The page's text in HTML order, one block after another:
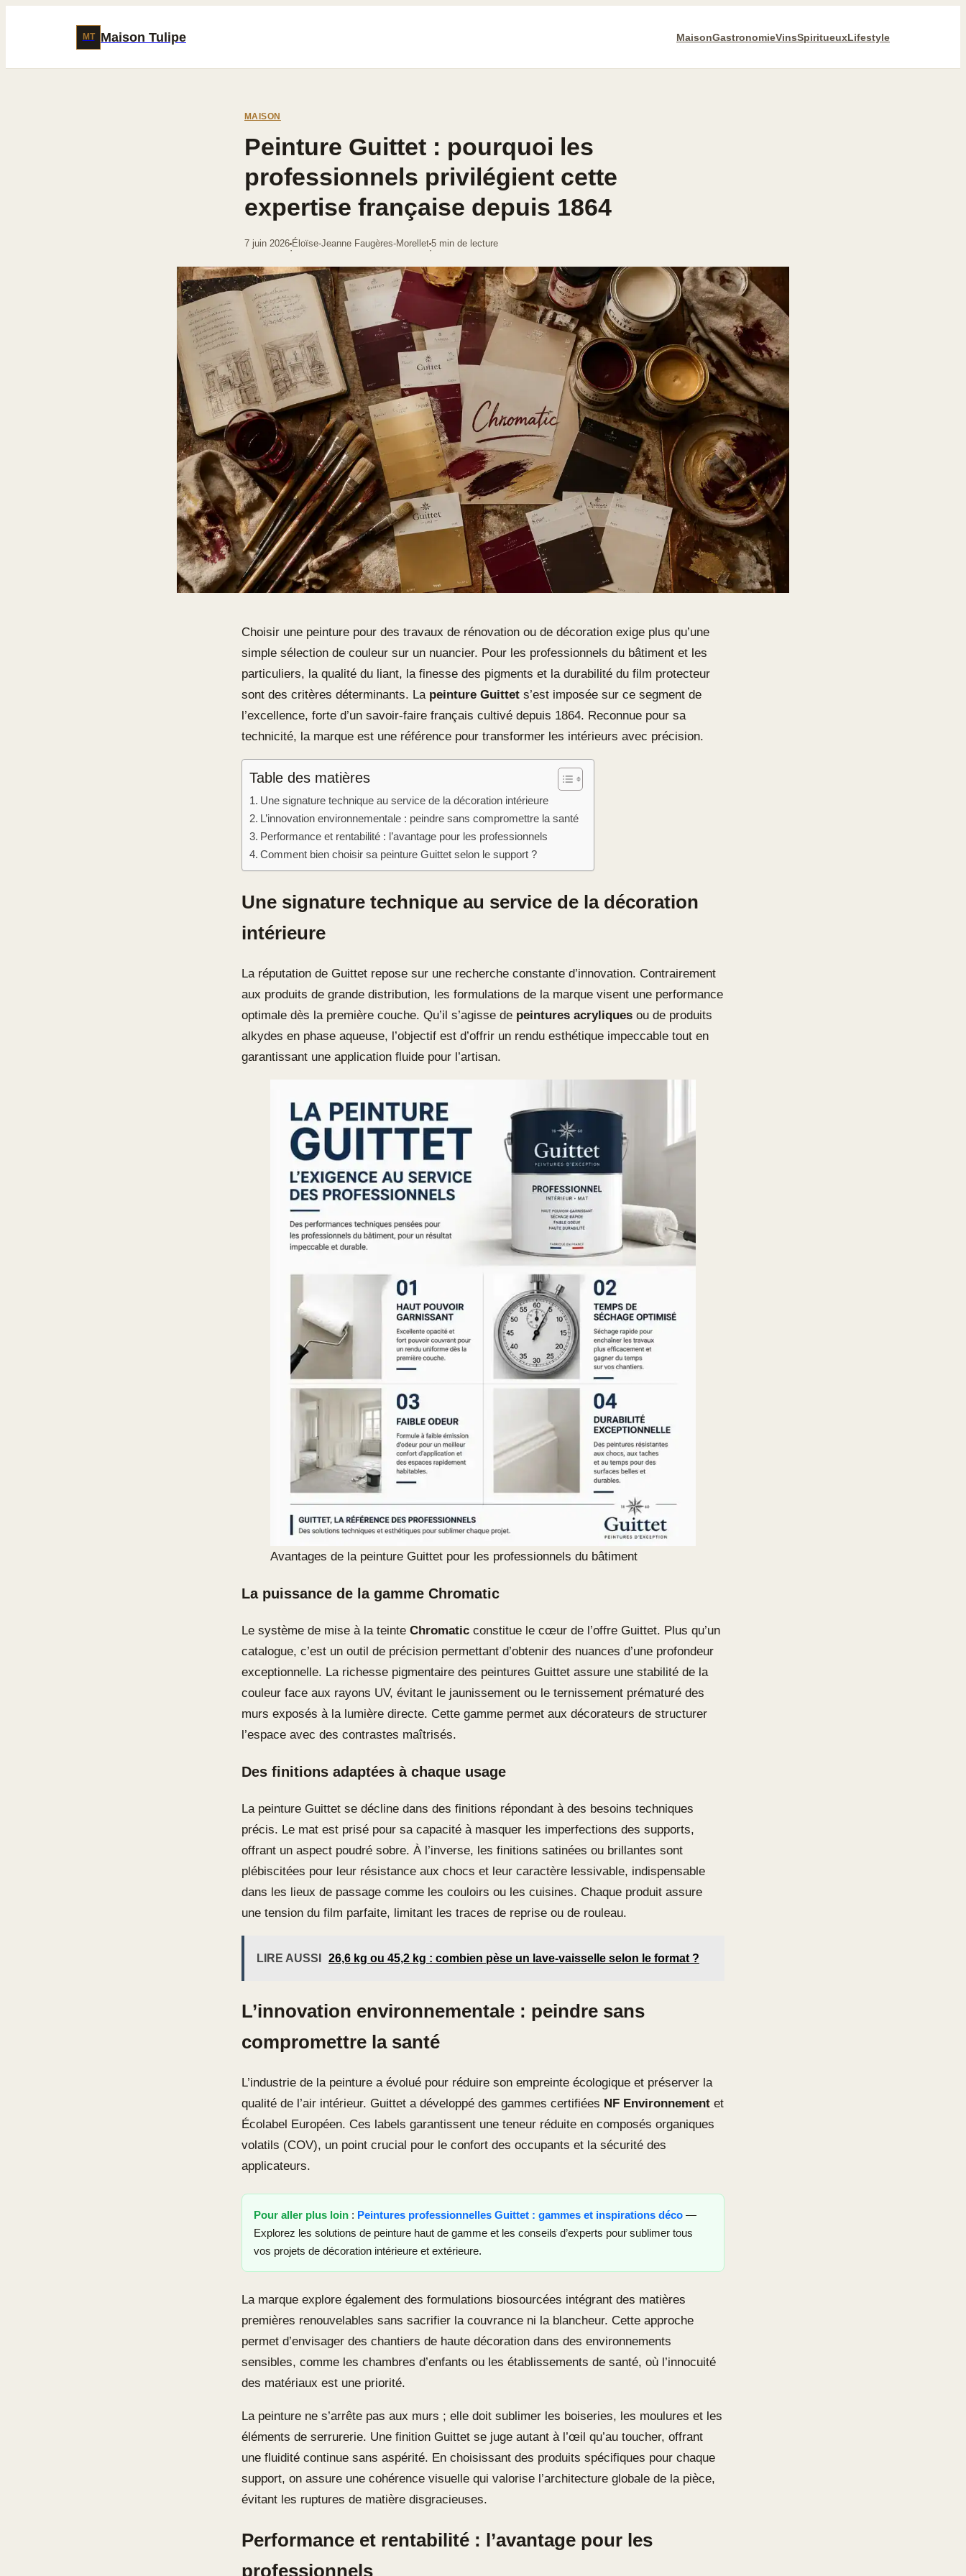
MT Maison Tulipe MaisonGastronomieVinsSpiritueuxLifestyle
MAISON
Peinture Guittet : pourquoi les
professionnels privilégient cette
expertise française depuis 1864
7 juin 2026
·
Éloïse-Jeanne Faugères-Morellet
·
5 min de lecture
Choisir une peinture pour des travaux de rénovation ou de décoration exige plus qu’une
simple sélection de couleur sur un nuancier. Pour les professionnels du bâtiment et les
particuliers, la qualité du liant, la finesse des pigments et la durabilité du film protecteur
sont des critères déterminants. La peinture Guittet s’est imposée sur ce segment de
l’excellence, forte d’un savoir-faire français cultivé depuis 1864. Reconnue pour sa
technicité, la marque est une référence pour transformer les intérieurs avec précision.
Table des matières
Une signature technique au service de la décoration intérieure
L’innovation environnementale : peindre sans compromettre la santé
Performance et rentabilité : l’avantage pour les professionnels
Comment bien choisir sa peinture Guittet selon le support ?
Une signature technique au service de la décoration
intérieure
La réputation de Guittet repose sur une recherche constante d’innovation. Contrairement
aux produits de grande distribution, les formulations de la marque visent une performance
optimale dès la première couche. Qu’il s’agisse de peintures acryliques ou de produits
alkydes en phase aqueuse, l’objectif est d’offrir un rendu esthétique impeccable tout en
garantissant une application fluide pour l’artisan.
Avantages de la peinture Guittet pour les professionnels du bâtiment
La puissance de la gamme Chromatic
Le système de mise à la teinte Chromatic constitue le cœur de l’offre Guittet. Plus qu’un
catalogue, c’est un outil de précision permettant d’obtenir des nuances d’une profondeur
exceptionnelle. La richesse pigmentaire des peintures Guittet assure une stabilité de la
couleur face aux rayons UV, évitant le jaunissement ou le ternissement prématuré des
murs exposés à la lumière directe. Cette gamme permet aux décorateurs de structurer
l’espace avec des contrastes maîtrisés.
Des finitions adaptées à chaque usage
La peinture Guittet se décline dans des finitions répondant à des besoins techniques
précis. Le mat est prisé pour sa capacité à masquer les imperfections des supports,
offrant un aspect poudré sobre. À l’inverse, les finitions satinées ou brillantes sont
plébiscitées pour leur résistance aux chocs et leur caractère lessivable, indispensable
dans les lieux de passage comme les couloirs ou les cuisines. Chaque produit assure
une tension du film parfaite, limitant les traces de reprise ou de rouleau.
LIRE AUSSI 26,6 kg ou 45,2 kg : combien pèse un lave-vaisselle selon le format ?
L’innovation environnementale : peindre sans
compromettre la santé
L’industrie de la peinture a évolué pour réduire son empreinte écologique et préserver la
qualité de l’air intérieur. Guittet a développé des gammes certifiées NF Environnement et
Écolabel Européen. Ces labels garantissent une teneur réduite en composés organiques
volatils (COV), un point crucial pour le confort des occupants et la sécurité des
applicateurs.
Pour aller plus loin : Peintures professionnelles Guittet : gammes et inspirations déco —
Explorez les solutions de peinture haut de gamme et les conseils d’experts pour sublimer tous
vos projets de décoration intérieure et extérieure.
La marque explore également des formulations biosourcées intégrant des matières
premières renouvelables sans sacrifier la couvrance ni la blancheur. Cette approche
permet d’envisager des chantiers de haute décoration dans des environnements
sensibles, comme les chambres d’enfants ou les établissements de santé, où l’innocuité
des matériaux est une priorité.
La peinture ne s’arrête pas aux murs ; elle doit sublimer les boiseries, les moulures et les
éléments de serrurerie. Une finition Guittet se juge autant à l’œil qu’au toucher, offrant
une fluidité continue sans aspérité. En choisissant des produits spécifiques pour chaque
support, on assure une cohérence visuelle qui valorise l’architecture globale de la pièce,
évitant les ruptures de matière disgracieuses.
Performance et rentabilité : l’avantage pour les
professionnels